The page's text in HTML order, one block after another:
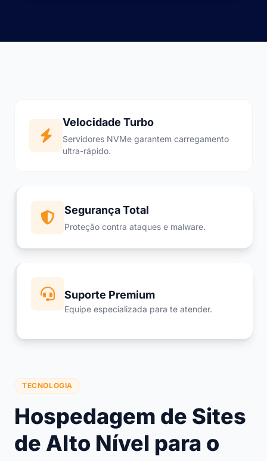
Velocidade Turbo
Servidores NVMe garantem carregamento
ultra-rápido.
Segurança Total
Proteção contra ataques e malware.
Suporte Premium
Equipe especializada para te atender.
TECNOLOGIA
Hospedagem de Sites
de Alto Nível para o